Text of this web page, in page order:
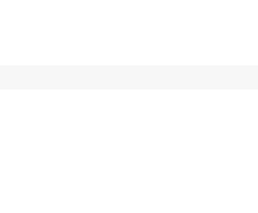
着自身服务器的客户，但
大量项目投资，提升网络